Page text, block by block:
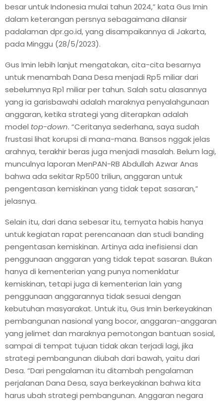
besar untuk Indonesia mulai tahun 2024,” kata Gus Imin
dalam keterangan persnya sebagaimana dilansir
padalaman dpr.go.id, yang disampaikannya di Jakarta,
pada Minggu (28/5/2023).
Gus Imin lebih lanjut mengatakan, cita-cita besarnya
untuk menambah Dana Desa menjadi Rp5 miliar dari
sebelumnya Rp1 miliar per tahun. Salah satu alasannya
yang ia garisbawahi adalah maraknya penyalahgunaan
anggaran, ketika strategi yang diterapkan adalah
model top-down. “Ceritanya sederhana, saya sudah
frustasi lihat korupsi di mana-mana. Bansos nggak jelas
arahnya, terakhir beras juga menjadi masalah. Belum lagi,
munculnya laporan MenPAN-RB Abdullah Azwar Anas
bahwa ada sekitar Rp500 triliun, anggaran untuk
pengentasan kemiskinan yang tidak tepat sasaran,”
jelasnya.
Selain itu, dari dana sebesar itu, ternyata habis hanya
untuk kegiatan rapat perencanaan dan studi banding
pengentasan kemiskinan. Artinya ada inefisiensi dan
penggunaan anggaran yang tidak tepat sasaran. Bukan
hanya di kementerian yang punya nomenklatur
kemiskinan, tetapi juga di kementerian lain yang
penggunaan anggarannya tidak sesuai dengan
kebutuhan masyarakat. Untuk itu, Gus Imin berkeyakinan
pembangunan nasional yang bocor, anggaran-anggaran
yang jelimet dan maraknya pemotongan bantuan sosial,
sampai di tempat tujuan tidak akan terjadi lagi, jika
strategi pembangunan diubah dari bawah, yaitu dari
Desa. “Dari pengalaman itu ditambah pengalaman
perjalanan Dana Desa, saya berkeyakinan bahwa kita
harus ubah strategi pembangunan. Anggaran negara